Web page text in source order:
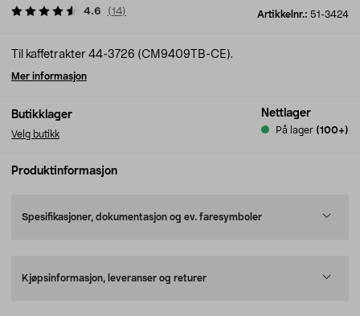
Artikkelnr.: 51-3424
4.6 (14)
Butikklager
Velg butikk
Nettlager
På lager (100+)
Til kaffetrakter 44-3726 (CM9409TB-CE).
Mer informasjon
Produktinformasjon
Spesifikasjoner, dokumentasjon og ev. faresymboler
Kjøpsinformasjon, leveranser og returer